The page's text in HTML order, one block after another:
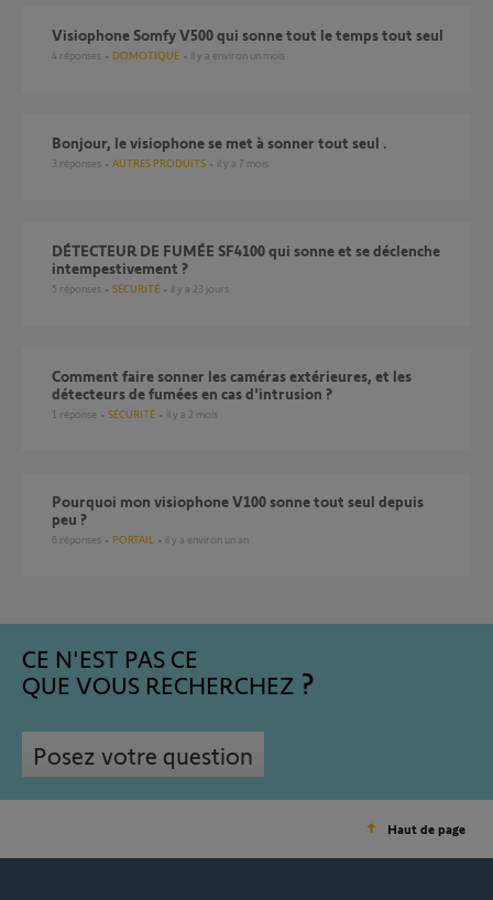
Visiophone Somfy V500 qui sonne tout le temps tout seul
4 réponses DOMOTIQUE il y a environ un mois
Bonjour, le visiophone se met à sonner tout seul .
3 réponses AUTRES PRODUITS il y a 7 mois
DÉTECTEUR DE FUMÉE SF4100 qui sonne et se déclenche
intempestivement ?
5 réponses SÉCURITÉ il y a 23 jours
Comment faire sonner les caméras extérieures, et les
détecteurs de fumées en cas d'intrusion ?
1 réponse SÉCURITÉ il y a 2 mois
Pourquoi mon visiophone V100 sonne tout seul depuis
peu ?
6 réponses PORTAIL il y a environ un an
CE N'EST PAS CE
QUE VOUS RECHERCHEZ
Posez votre question
Haut de page